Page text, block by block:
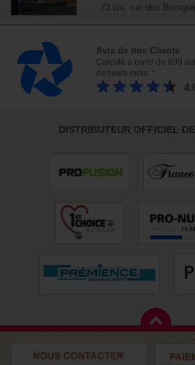
23 bis, rue des
Avis de nos Clients
Calculé à partir de 699
derniers mois. *
DISTRIBUTEUR OFFICIEL